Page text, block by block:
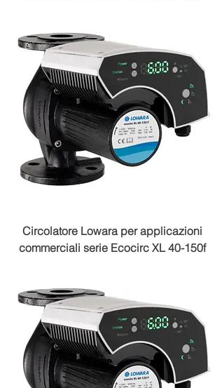
Circolatore Lowara per applicazioni
commerciali serie Ecocirc XL 40-150f